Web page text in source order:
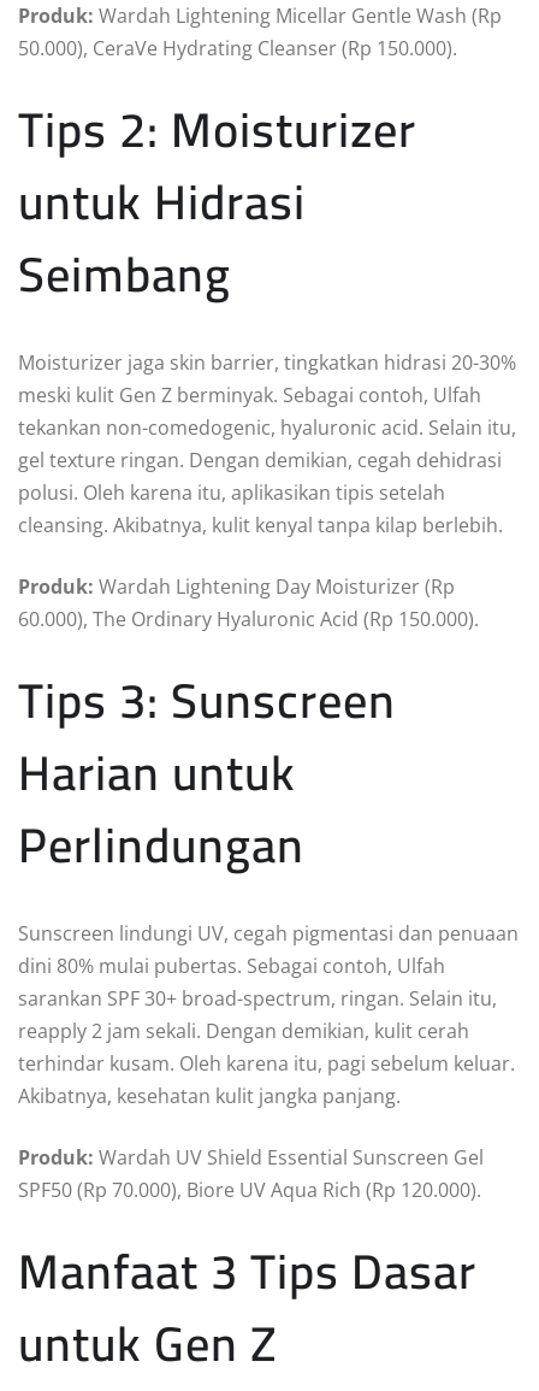
Produk: Wardah Lightening Micellar Gentle Wash (Rp
50.000), CeraVe Hydrating Cleanser (Rp 150.000).
Tips 2: Moisturizer
untuk Hidrasi
Seimbang
Moisturizer jaga skin barrier, tingkatkan hidrasi 20-30%
meski kulit Gen Z berminyak. Sebagai contoh, Ulfah
tekankan non-comedogenic, hyaluronic acid. Selain itu,
gel texture ringan. Dengan demikian, cegah dehidrasi
polusi. Oleh karena itu, aplikasikan tipis setelah
cleansing. Akibatnya, kulit kenyal tanpa kilap berlebih.
Produk: Wardah Lightening Day Moisturizer (Rp
60.000), The Ordinary Hyaluronic Acid (Rp 150.000).
Tips 3: Sunscreen
Harian untuk
Perlindungan
Sunscreen lindungi UV, cegah pigmentasi dan penuaan
dini 80% mulai pubertas. Sebagai contoh, Ulfah
sarankan SPF 30+ broad-spectrum, ringan. Selain itu,
reapply 2 jam sekali. Dengan demikian, kulit cerah
terhindar kusam. Oleh karena itu, pagi sebelum keluar.
Akibatnya, kesehatan kulit jangka panjang.
Produk: Wardah UV Shield Essential Sunscreen Gel
SPF50 (Rp 70.000), Biore UV Aqua Rich (Rp 120.000).
Manfaat 3 Tips Dasar
untuk Gen Z